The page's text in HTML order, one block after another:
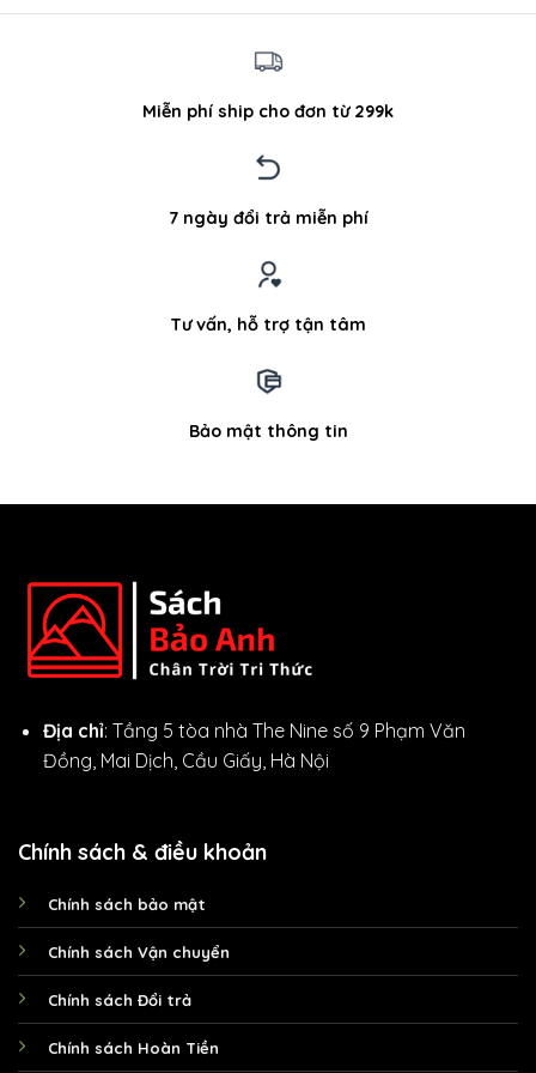
Miễn phí ship cho đơn từ 299k
7 ngày đổi trả miễn phí
Tư vấn, hỗ trợ tận tâm
Bảo mật thông tin
Địa chỉ: Tầng 5 tòa nhà The Nine số 9 Phạm Văn
Đồng, Mai Dịch, Cầu Giấy, Hà Nội
Chính sách & điều khoản
Chính sách bảo mật
Chính sách Vận chuyển
Chính sách Đổi trả
Chính sách Hoàn Tiền